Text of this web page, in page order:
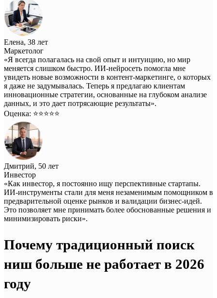
Елена, 38 лет
Маркетолог
«Я всегда полагалась на свой опыт и интуицию, но мир
меняется слишком быстро. ИИ-нейросеть помогла мне
увидеть новые возможности в контент-маркетинге, о которых
я даже не задумывалась. Теперь я предлагаю клиентам
инновационные стратегии, основанные на глубоком анализе
данных, и это дает потрясающие результаты».
Оценка: ⭐️⭐️⭐️⭐️⭐️
Дмитрий, 50 лет
Инвестор
«Как инвестор, я постоянно ищу перспективные стартапы.
ИИ-инструменты стали для меня незаменимым помощником в
предварительной оценке рынков и валидации бизнес-идей.
Это позволяет мне принимать более обоснованные решения и
минимизировать риски».
Почему традиционный поиск
ниш больше не работает в 2026
году